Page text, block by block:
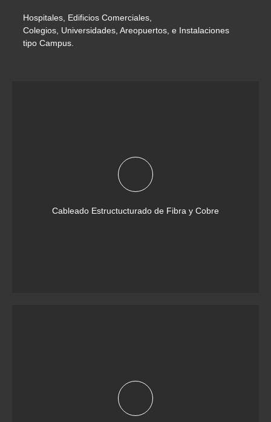
Hospitales, Edificios Comerciales,
Colegios, Universidades, Areopuertos, e Instalaciones
tipo Campus.
Cableado Estructucturado de Fibra y Cobre